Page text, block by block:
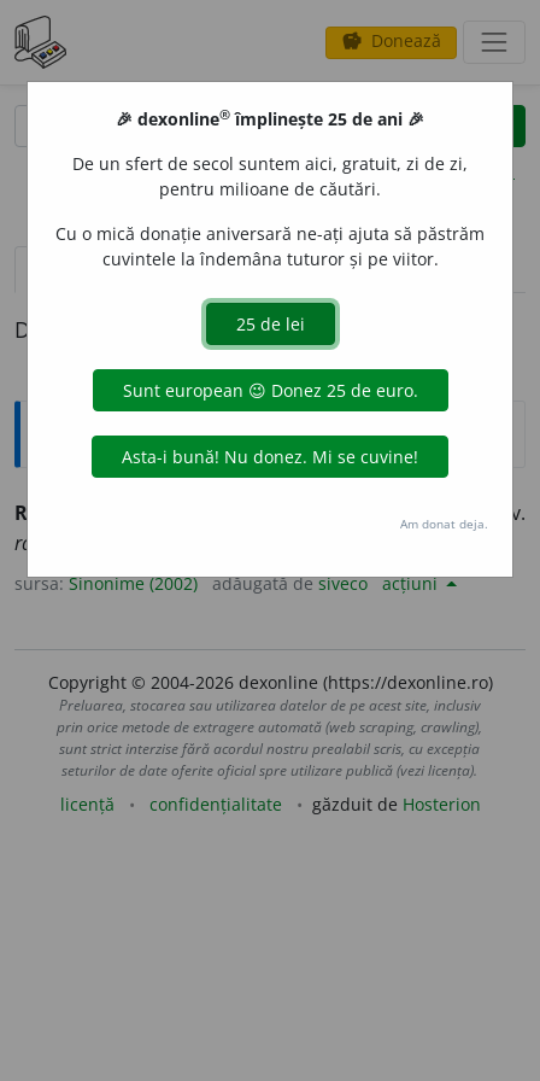
savings Donează
clear
opțiuni
definiții (1) pronunțievolume_up (48)
Definiția cu ID-ul 204900:
Sinonime
RAS
adv. v.
razant.
sursa:Sinonime (2002) adăugată desiveco acțiuni
Copyright © 2004-2026 dexonline (https://dexonline.ro)
Preluarea, stocarea sau utilizarea datelor de pe acest site, inclusiv
prin orice metode de extragere automată (web scraping, crawling),
sunt strict interzise fără acordul nostru prealabil scris, cu excepția
seturilor de date oferite oficial spre utilizare publică (vezi licența).
licență confidențialitate găzduit de Hosterion
🎉 dexonline® împlinește 25 de ani 🎉
De un sfert de secol suntem aici, gratuit, zi de zi,
pentru milioane de căutări.
Cu o mică donație aniversară ne-ați ajuta să păstrăm
cuvintele la îndemâna tuturor și pe viitor.
Am donat deja.